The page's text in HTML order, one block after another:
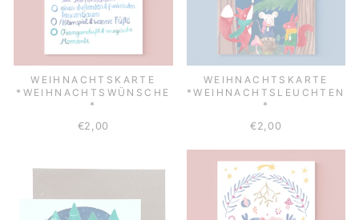
WEIHNACHTSKARTE
*WEIHNACHTSWÜNSCHE
*
€2,00
WEIHNACHTSKARTE
*WEIHNACHTSLEUCHTEN
*
€2,00